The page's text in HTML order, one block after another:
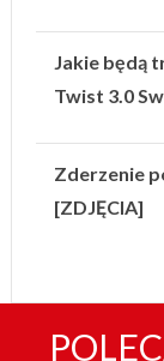
Jakie będą
Twist 3.0
Zderzenie
[ZDJĘCIA]